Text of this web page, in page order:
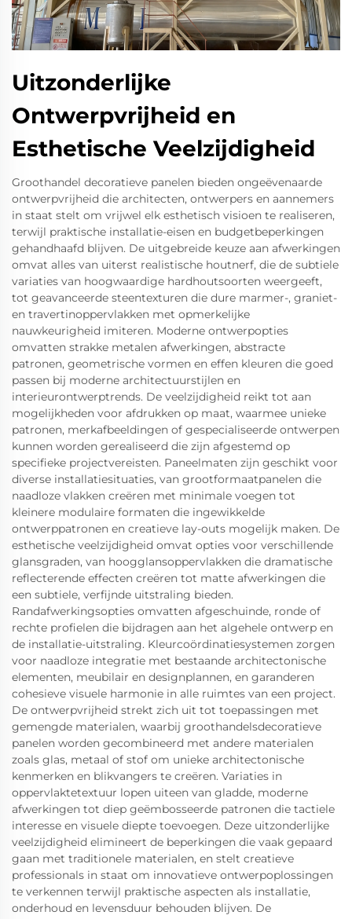
Uitzonderlijke
Ontwerpvrijheid en
Esthetische Veelzijdigheid
Groothandel decoratieve panelen bieden ongeëvenaarde
ontwerpvrijheid die architecten, ontwerpers en aannemers
in staat stelt om vrijwel elk esthetisch visioen te realiseren,
terwijl praktische installatie-eisen en budgetbeperkingen
gehandhaafd blijven. De uitgebreide keuze aan afwerkingen
omvat alles van uiterst realistische houtnerf, die de subtiele
variaties van hoogwaardige hardhoutsoorten weergeeft,
tot geavanceerde steentexturen die dure marmer-, graniet-
en travertinoppervlakken met opmerkelijke
nauwkeurigheid imiteren. Moderne ontwerpopties
omvatten strakke metalen afwerkingen, abstracte
patronen, geometrische vormen en effen kleuren die goed
passen bij moderne architectuurstijlen en
interieurontwerptrends. De veelzijdigheid reikt tot aan
mogelijkheden voor afdrukken op maat, waarmee unieke
patronen, merkafbeeldingen of gespecialiseerde ontwerpen
kunnen worden gerealiseerd die zijn afgestemd op
specifieke projectvereisten. Paneelmaten zijn geschikt voor
diverse installatiesituaties, van grootformaatpanelen die
naadloze vlakken creëren met minimale voegen tot
kleinere modulaire formaten die ingewikkelde
ontwerppatronen en creatieve lay-outs mogelijk maken. De
esthetische veelzijdigheid omvat opties voor verschillende
glansgraden, van hoogglansoppervlakken die dramatische
reflecterende effecten creëren tot matte afwerkingen die
een subtiele, verfijnde uitstraling bieden.
Randafwerkingsopties omvatten afgeschuinde, ronde of
rechte profielen die bijdragen aan het algehele ontwerp en
de installatie-uitstraling. Kleurcoördinatiesystemen zorgen
voor naadloze integratie met bestaande architectonische
elementen, meubilair en designplannen, en garanderen
cohesieve visuele harmonie in alle ruimtes van een project.
De ontwerpvrijheid strekt zich uit tot toepassingen met
gemengde materialen, waarbij groothandelsdecoratieve
panelen worden gecombineerd met andere materialen
zoals glas, metaal of stof om unieke architectonische
kenmerken en blikvangers te creëren. Variaties in
oppervlaktetextuur lopen uiteen van gladde, moderne
afwerkingen tot diep geëmbosseerde patronen die tactiele
interesse en visuele diepte toevoegen. Deze uitzonderlijke
veelzijdigheid elimineert de beperkingen die vaak gepaard
gaan met traditionele materialen, en stelt creatieve
professionals in staat om innovatieve ontwerpoplossingen
te verkennen terwijl praktische aspecten als installatie,
onderhoud en levensduur behouden blijven. De